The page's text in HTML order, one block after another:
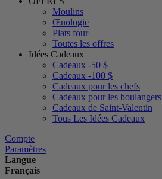
Moulins
Œnologie
Plats four
Toutes les offres
Idées Cadeaux
Cadeaux -50 $
Cadeaux -100 $
Cadeaux pour les chefs
Cadeaux pour les boulangers
Cadeaux de Saint-Valentin
Tous Les Idées Cadeaux
Compte
Paramètres
Langue
Français